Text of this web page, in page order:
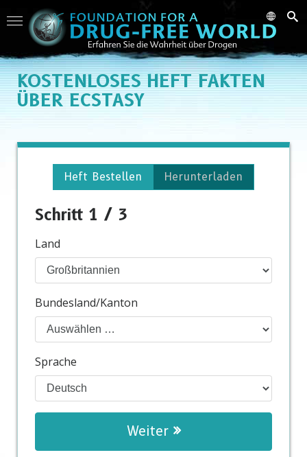
KOSTENLOSES HEFT FAKTEN
ÜBER ECSTASY
Heft Bestellen Herunterladen
Schritt 1 / 3
Land
Bundesland/Kanton
Sprache
Weiter